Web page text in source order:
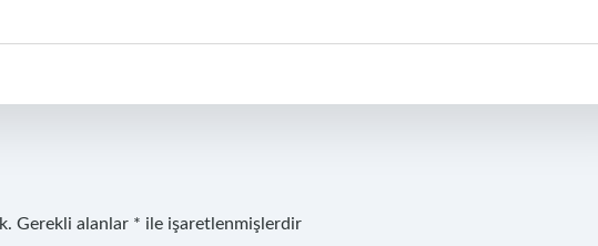
Gerekli alanlar * ile işaretlenmişlerdir